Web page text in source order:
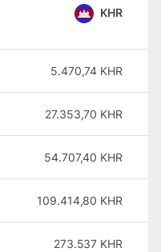
KHR
5.470,74 KHR
27.353,70 KHR
54.707,40 KHR
109.414,80 KHR
273.537 KHR